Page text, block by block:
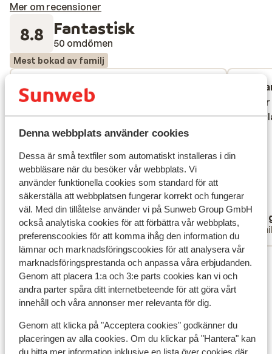
Denna webbplats använder cookies
Dessa är små textfiler som automatiskt installeras i din
webbläsare när du besöker vår webbplats. Vi
använder funktionella cookies som standard för att
säkerställa att webbplatsen fungerar korrekt och fungerar
väl. Med din tillåtelse använder vi på Sunweb Group GmbH
också analytiska cookies för att förbättra vår webbplats,
preferenscookies för att komma ihåg den information du
lämnar och marknadsföringscookies för att analysera vår
marknadsföringsprestanda och anpassa våra erbjudanden.
Genom att placera 1:a och 3:e parts cookies kan vi och
andra parter spåra ditt internetbeteende för att göra vårt
innehåll och våra annonser mer relevanta för dig.
Genom att klicka på "Acceptera cookies" godkänner du
placeringen av alla cookies. Om du klickar på "Hantera" kan
du hitta mer information inklusive en lista över cookies där
Mer om recensioner
8.8 Fantastisk
50 omdömen
Mest bokad av familj
8.5 Fantastisk
Heel vriendelijk en behulpzaam ontvangen.
Heel ruime en propere kamer.
Familiekamer is opgedeeld in twee delen.
Heel lekker en gevarieerd. Heel lekker
grieks eten. A la carte restaurant is zeker
een aanrader. Personeel is heel vriendelijk
en doen alles met een lag. Hotel ligt in het
centrum van Protaras waar het wel wat
druk is. De stranden zijn overvol maar er
zijn hele mooie en rustige plaatsen in de
baaien langs de kust. Zeker een aanrader.
Helaas niemand van Sunweb gezien om wat
info te krijgen. Geen berichtjes met het uur
van pick up bik terugkeer. Zelf alles
moeten uitzoeken. Dat is jammer.
Heel vriendelijk en behulpzaam ontvangen.
Heel ruime en propere kamer.
Familiekamer is opgedeeld in twee delen.
Heel lekker en gevarieerd. Heel lekker
grieks eten. A la carte restaurant is zeker
een aanrader. Person...mer
Översätt till svenska
Thomas
Familj
Allt
Allt
Det
Visa alla 50 omdömen
Läge
Visa på karta